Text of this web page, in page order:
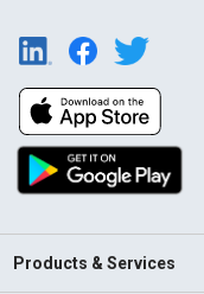
Products & Services